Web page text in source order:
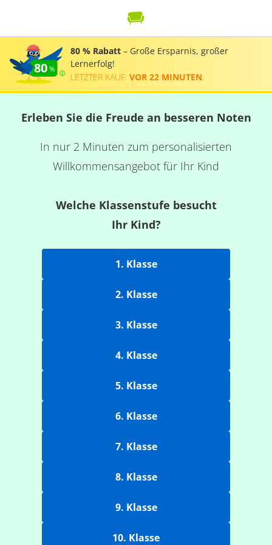
80
80 % Rabatt – Große Ersparnis, großer
Lernerfolg!
LETZTER KAUF: VOR 22 MINUTEN
Erleben Sie die Freude an besseren Noten
In nur 2 Minuten zum personalisierten
Willkommensangebot für Ihr Kind
Welche Klassenstufe besucht
Ihr Kind?
1. Klasse
2. Klasse
3. Klasse
4. Klasse
5. Klasse
6. Klasse
7. Klasse
8. Klasse
9. Klasse
10. Klasse